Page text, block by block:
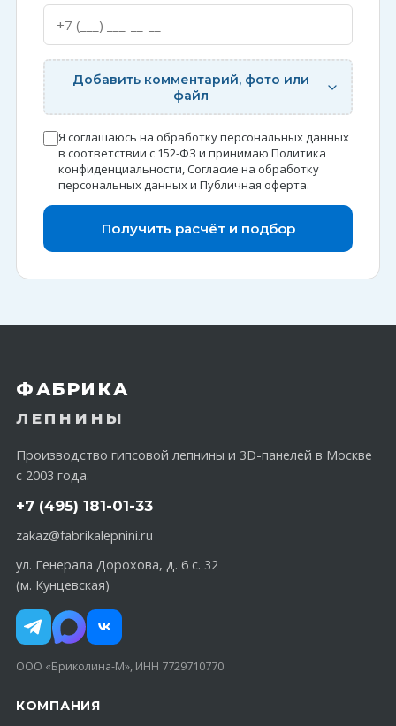
Добавить комментарий, фото или
файл
Я соглашаюсь на обработку персональных данных
в соответствии с 152-ФЗ и принимаю Политика
конфиденциальности,Согласие на обработку
персональных данныхи Публичная оферта.
Получить расчёт и подбор
ФАБРИКА
ЛЕПНИНЫ
Производство гипсовой лепнины и 3D-панелей в Москве
с 2003 года.
+7 (495) 181-01-33
zakaz@fabrikalepnini.ru
ул. Генерала Дорохова, д. 6 с. 32
(м. Кунцевская)
ООО «Бриколина-М», ИНН 7729710770
КОМПАНИЯ